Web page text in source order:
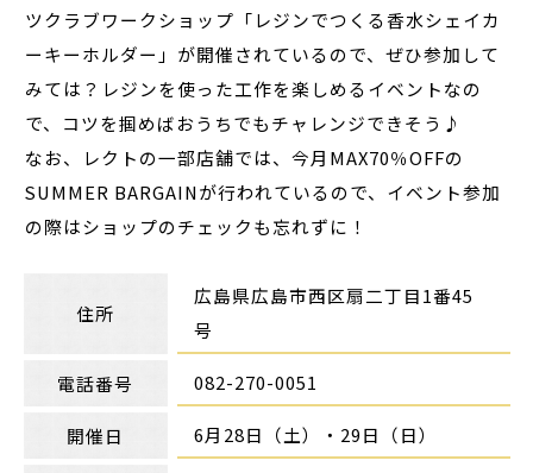
ツクラブワークショップ「レジンでつくる香水シェイカ
ーキーホルダー」が開催されているので、ぜひ参加して
みては？レジンを使った工作を楽しめるイベントなの
で、コツを掴めばおうちでもチャレンジできそう♪
なお、レクトの一部店舗では、今月MAX70％OFFの
SUMMER BARGAINが行われているので、イベント参加
の際はショップのチェックも忘れずに！
住所
広島県広島市西区扇二丁目1番45
号
電話番号 082-270-0051
開催日 6月28日（土）・29日（日）